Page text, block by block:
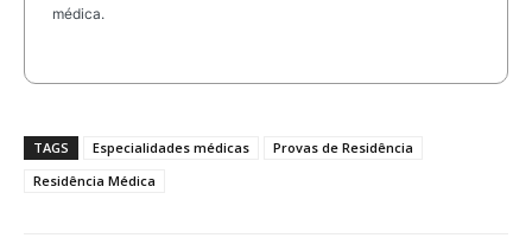
médica.
TAGS Especialidades médicas
Provas de Residência
Residência Médica